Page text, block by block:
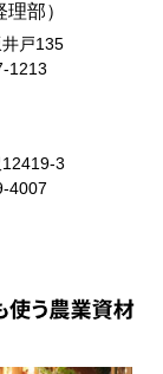
部）
戸135
1213
3
4007